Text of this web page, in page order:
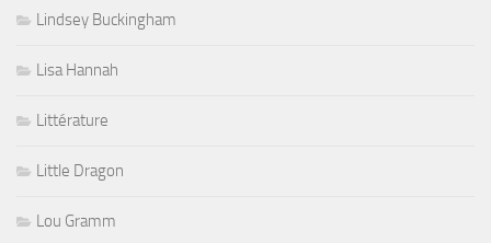
Lindsey Buckingham
Lisa Hannah
Littérature
Little Dragon
Lou Gramm